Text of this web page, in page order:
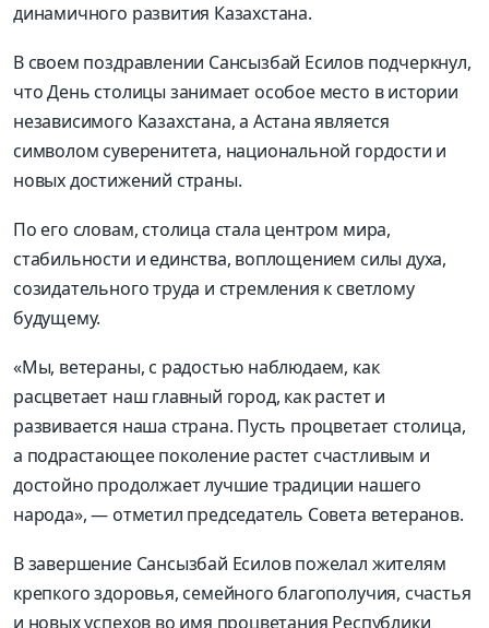
динамичного развития Казахстана.
В своем поздравлении Сансызбай Есилов подчеркнул,
что День столицы занимает особое место в истории
независимого Казахстана, а Астана является
символом суверенитета, национальной гордости и
новых достижений страны.
По его словам, столица стала центром мира,
стабильности и единства, воплощением силы духа,
созидательного труда и стремления к светлому
будущему.
«Мы, ветераны, с радостью наблюдаем, как
расцветает наш главный город, как растет и
развивается наша страна. Пусть процветает столица,
а подрастающее поколение растет счастливым и
достойно продолжает лучшие традиции нашего
народа», — отметил председатель Совета ветеранов.
В завершение Сансызбай Есилов пожелал жителям
крепкого здоровья, семейного благополучия, счастья
и новых успехов во имя процветания Республики